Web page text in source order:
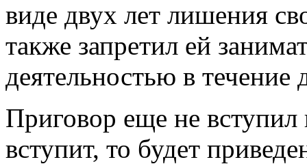
виде двух лет лишения
также запретил ей
деятельностью в течение
Приговор еще не вступил
вступит, то будет